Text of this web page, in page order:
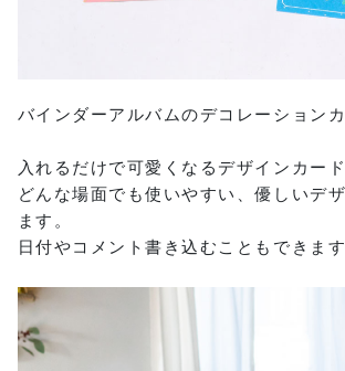
バインダーアルバムのデコレーションカ
入れるだけで可愛くなるデザインカード
どんな場面でも使いやすい、優しいデ
ます。
日付やコメント書き込むこともできます